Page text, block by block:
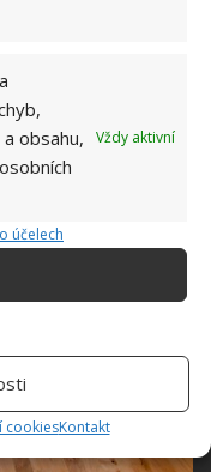
obsahu,
Vždy aktivní
účelech
cookiesKontakt